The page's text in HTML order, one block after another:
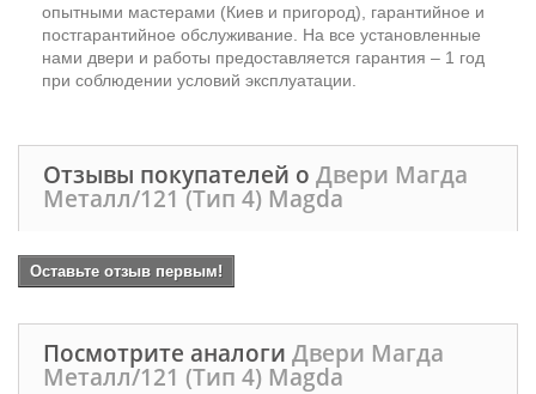
опытными мастерами (Киев и пригород), гарантийное и
постгарантийное обслуживание. На все установленные
нами двери и работы предоставляется гарантия – 1 год
при соблюдении условий эксплуатации.
Отзывы покупателей о Двери Магда
Металл/121 (Тип 4) Magda
Оставьте отзыв первым!
Посмотрите аналоги Двери Магда
Металл/121 (Тип 4) Magda